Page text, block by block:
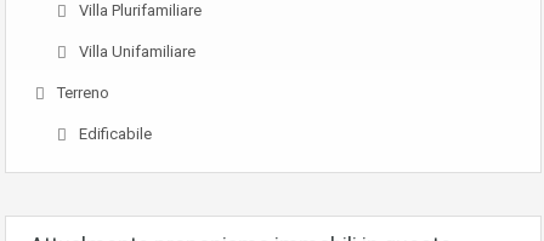
Villa Plurifamiliare
Villa Unifamiliare
Terreno
Edificabile